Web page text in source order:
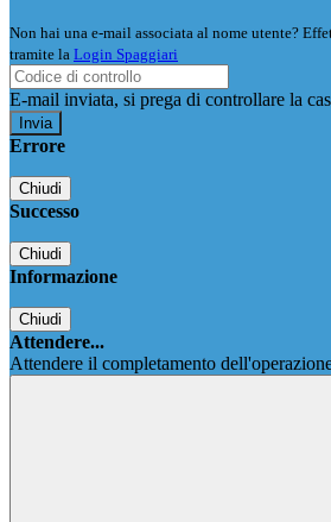
Non hai una e-mail associata al nome utente?
tramite la Login Spaggiari
E-mail inviata, si prega di controllare la
Errore
Chiudi
Successo
Chiudi
Informazione
Chiudi
Attendere...
Attendere il completamento